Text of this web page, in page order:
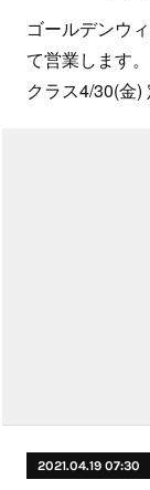
ゴールデンウ
て営業します
クラス4/30(金
2021.04.19 07:30